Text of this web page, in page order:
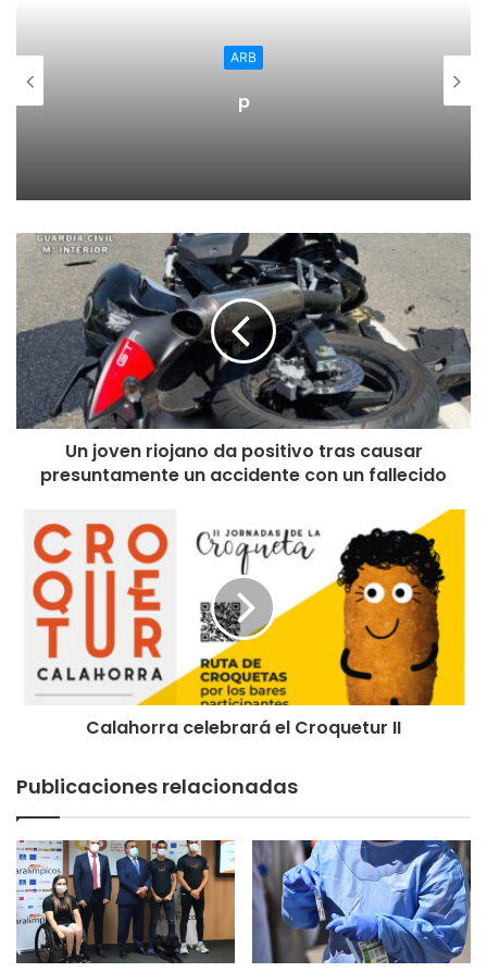
la Estación, Mediavilla, camino Cristo, Santander, Pedro
Saralegui así como en el aparcamiento del Silo.
trabajos de reparación y asfaltado de la curva del Parador.
ARB
p
Un joven riojano da positivo tras causar
presuntamente un accidente con un fallecido
Calahorra celebrará el Croquetur II
Publicaciones relacionadas